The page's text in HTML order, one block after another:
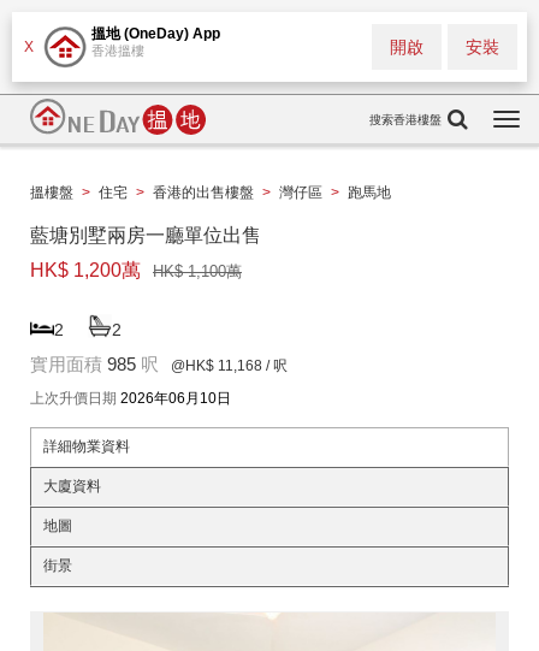
X
搵地 (OneDay) App
香港搵樓 安裝
開啟
搜索香港樓盤
搵樓盤 > 住宅 > 香港的出售樓盤 > 灣仔區 > 跑馬地
藍塘別墅兩房一廳單位出售
HK$ 1,200萬
HK$ 1,100萬
2 2
實用面積 985 呎 @HK$ 11,168 / 呎
上次升價日期 2026年06月10日
詳細物業資料
大廈資料
地圖
街景